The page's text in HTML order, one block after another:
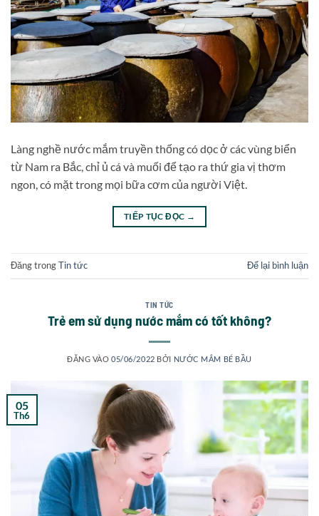
Làng nghề nước mắm truyền thống có dọc ở các vùng biển
từ Nam ra Bắc, chỉ ủ cá và muối để tạo ra thứ gia vị thơm
ngon, có mặt trong mọi bữa cơm của người Việt.
TIẾP TỤC ĐỌC →
Đăng trongTin tức Để lại bình luận
TIN TỨC
Trẻ em sử dụng nước mắm có tốt không?
ĐĂNG VÀO05/06/2022 BỞI NƯỚC MẮM BÉ BẦU
05
Th6